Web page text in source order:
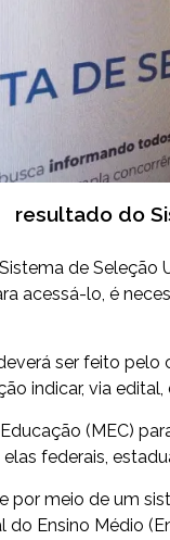
resultado do
de Seleção
acessá-lo, é
ser feito
indicar, via
(MEC)
federais,
por meio de um
Ensino Médio